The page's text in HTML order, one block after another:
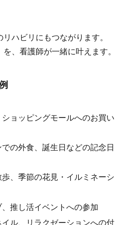
ハビリにもつながります。
を、看護師が一緒に叶えます。
ョッピングモールへのお買い
の外食、誕生日などの記念日
、季節の花見・イルミネーシ
推し活イベントへの参加
ル、リラクゼーションへの付